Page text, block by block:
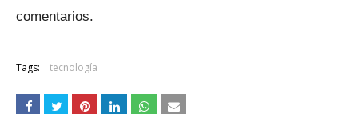
comentarios.
Tags: tecnología